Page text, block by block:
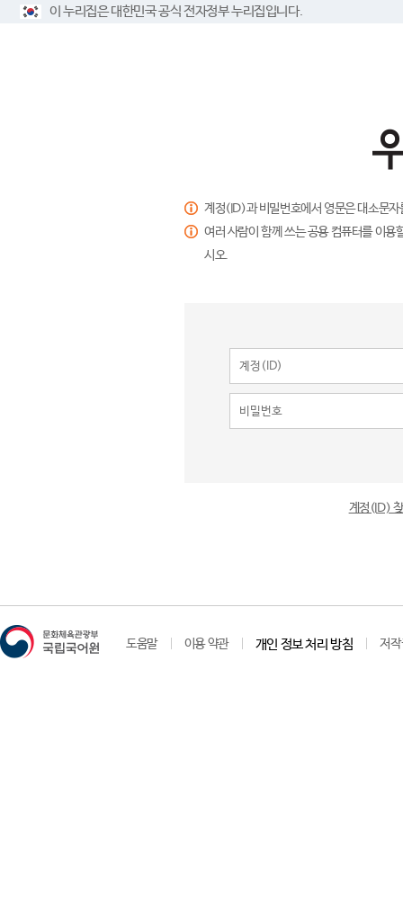
이 누리집은 대한민국 공식 전자정부 누리집입니다.
계정(ID)과 비밀번호에서 영문은 대소문
여러 사람이 함께 쓰는 공용 컴퓨터를 이
시오.
계정(ID)
도움말 이용 약관 개인 정보 처리 방침 저